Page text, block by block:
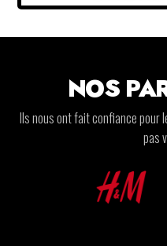
NOS
Ils nous ont fait confiance pour
pas